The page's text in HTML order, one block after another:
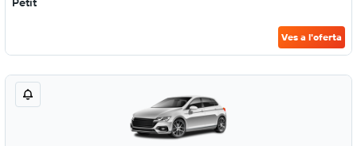
Ves a l'oferta